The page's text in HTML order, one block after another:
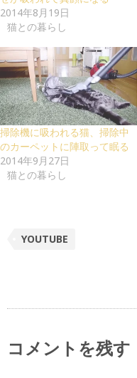
2014年8月19日
猫との暮らし
掃除機に吸われる猫、掃除中
のカーペットに陣取って眠る
2014年9月27日
猫との暮らし
YOUTUBE
コメントを残す